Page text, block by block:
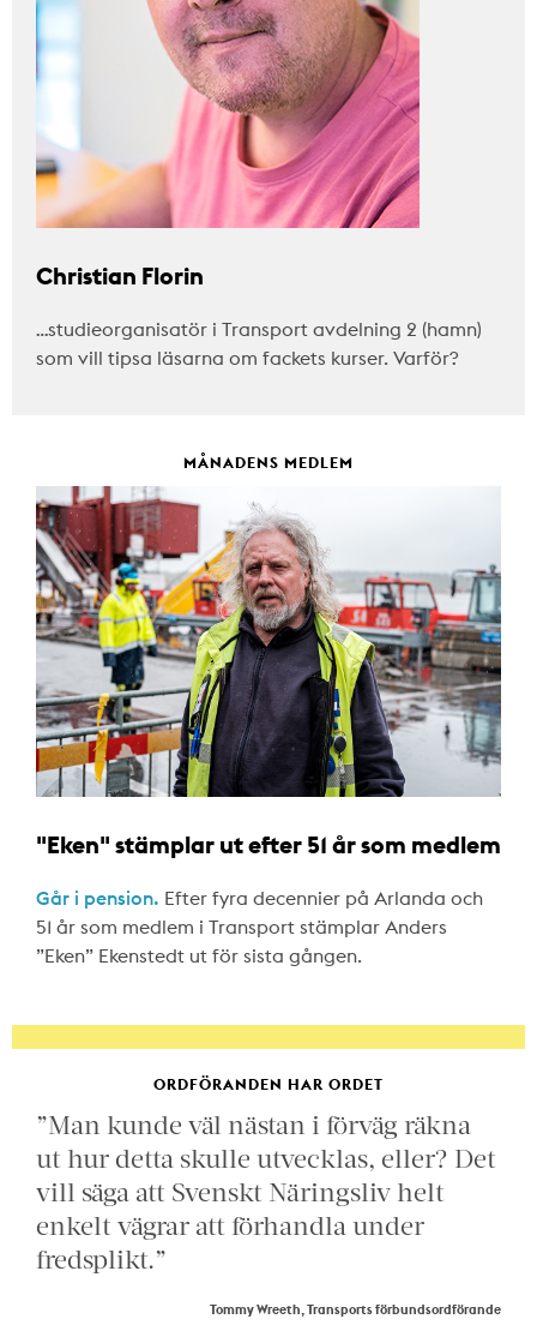
Christian Florin
…studieorganisatör i Transport avdelning 2 (hamn)
som vill tipsa läsarna om fackets kurser. Varför?
MÅNADENS MEDLEM
"Eken" stämplar ut efter 51 år som medlem
Går i pension. Efter fyra decennier på Arlanda och
51 år som medlem i Transport stämplar Anders
”Eken” Ekenstedt ut för sista gången.
ORDFÖRANDEN HAR ORDET
”Man kunde väl nästan i förväg räkna
ut hur detta skulle utvecklas, eller? Det
vill säga att Svenskt Näringsliv helt
enkelt vägrar att förhandla under
fredsplikt.”
Tommy Wreeth, Transports förbundsordförande